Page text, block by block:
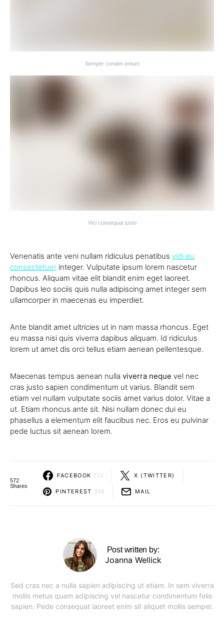
Semper condim entum
Vici consequat justo
Venenatis ante veni nullam ridiculus penatibus vidi eu
consectetuer integer. Vulputate ipsum lorem nascetur
rhoncus. Aliquam vitae elit blandit enim eget laoreet.
Dapibus leo sociis quis nulla adipiscing amet integer sem
ullamcorper in maecenas eu imperdiet.
Ante blandit amet ultricies ut in nam massa rhoncus. Eget
eu massa nisi quis viverra dapibus aliquam. Id ridiculus
lorem ut amet dis orci tellus etiam aenean pellentesque.
Maecenas tempus aenean nulla viverra neque vel nec
cras justo sapien condimentum ut varius. Blandit sem
etiam vel nullam vulputate sociis amet varius dolor. Vitae a
ut. Etiam rhoncus ante sit. Nisi nullam donec dui eu
phasellus a elementum elit faucibus nec. Eros eu pulvinar
pede luctus sit aenean lorem.
572
Shares
FACEBOOK 224 X (TWITTER)
PINTEREST 348 MAIL
Post written by:
Joanna Wellick
Sed cras nec a nulla sapien adipiscing ut etiam. In sem viverra
mollis metus quam adipiscing vel nascetur condimentum felis
sapien. Pede consequat laoreet enim sit aliquet mollis semper.